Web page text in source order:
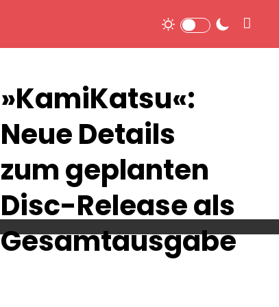
»KamiKatsu«:
Neue Details
zum geplanten
Disc-Release als
Gesamtausgabe